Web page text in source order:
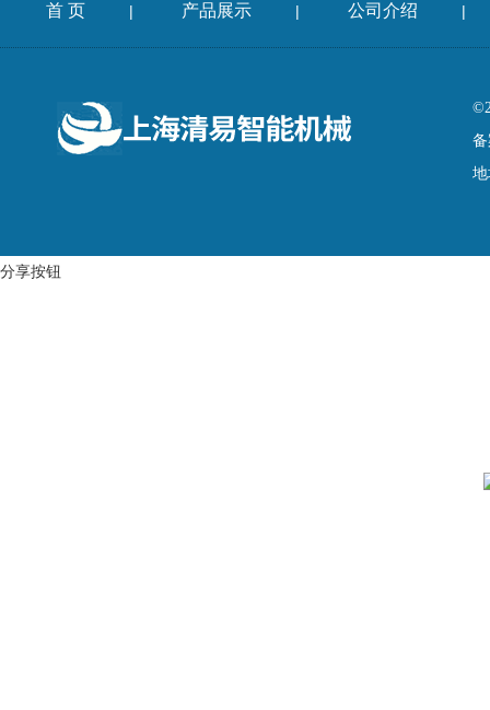
首 页 | 产品展示 | 公司介绍 |
备
分享按钮